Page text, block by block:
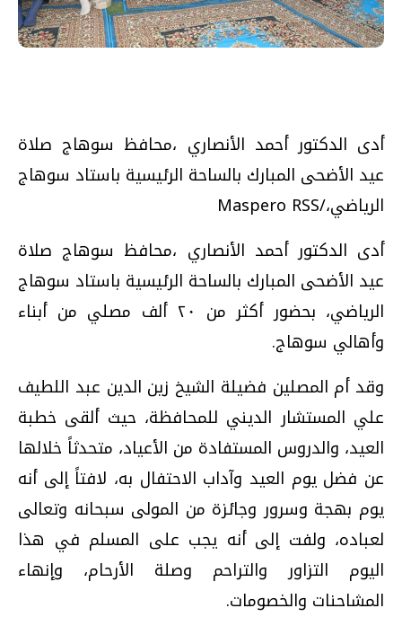
أدى الدكتور أحمد الأنصاري ،محافظ سوهاج صلاة
عيد الأضحى المبارك بالساحة الرئيسية باستاد سوهاج
الرياضي،/Maspero RSS
أدى الدكتور أحمد الأنصاري ،محافظ سوهاج صلاة
عيد الأضحى المبارك بالساحة الرئيسية باستاد سوهاج
الرياضي، بحضور أكثر من ٢٠ ألف مصلي من أبناء
وأهالي سوهاج.
وقد أم المصلين فضيلة الشيخ زين الدين عبد اللطيف
علي المستشار الديني للمحافظة، حيث ألقى خطبة
العيد، والدروس المستفادة من الأعياد، متحدثاً خلالها
عن فضل يوم العيد وآداب الاحتفال به، لافتاً إلى أنه
يوم بهجة وسرور وجائزة من المولى سبحانه وتعالى
لعباده، ولفت إلى أنه يجب على المسلم في هذا
اليوم التزاور والتراحم وصلة الأرحام، وإنهاء
المشاحنات والخصومات.